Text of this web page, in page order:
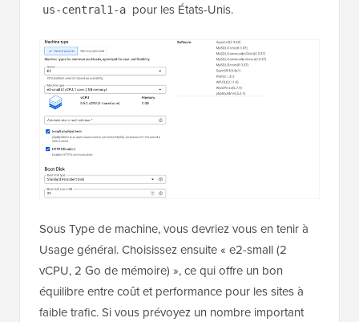
us-central1-a pour les États-Unis.
Sous Type de machine, vous devriez vous en tenir à
Usage général. Choisissez ensuite « e2-small (2
vCPU, 2 Go de mémoire) », ce qui offre un bon
équilibre entre coût et performance pour les sites à
faible trafic. Si vous prévoyez un nombre important